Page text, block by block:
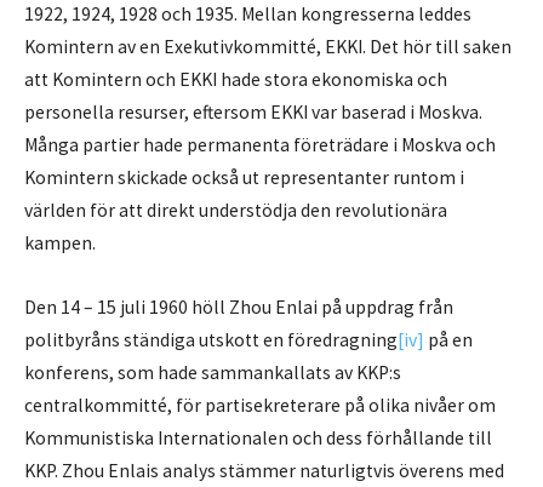
1922, 1924, 1928 och 1935. Mellan kongresserna leddes
Komintern av en Exekutivkommitté, EKKI. Det hör till saken
att Komintern och EKKI hade stora ekonomiska och
personella resurser, eftersom EKKI var baserad i Moskva.
Många partier hade permanenta företrädare i Moskva och
Komintern skickade också ut representanter runtom i
världen för att direkt understödja den revolutionära
kampen.
Den 14 – 15 juli 1960 höll Zhou Enlai på uppdrag från
politbyråns ständiga utskott en föredragning[iv] på en
konferens, som hade sammankallats av KKP:s
centralkommitté, för partisekreterare på olika nivåer om
Kommunistiska Internationalen och dess förhållande till
KKP. Zhou Enlais analys stämmer naturligtvis överens med